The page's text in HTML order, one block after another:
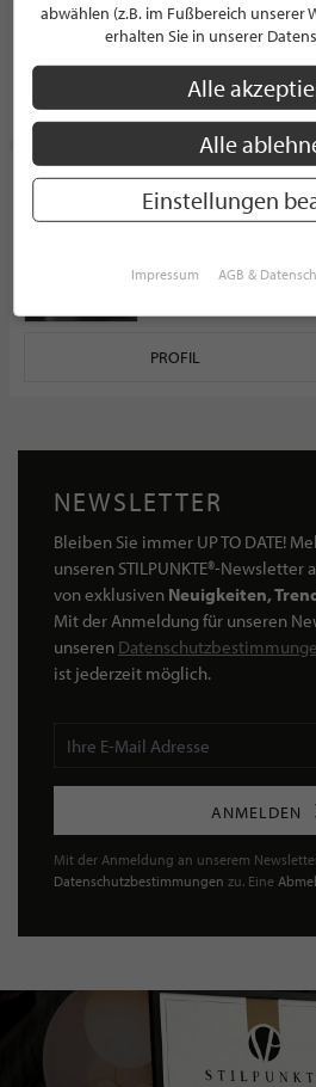
Huyssenallee 89-93
45128 Essen
PROFIL
mb Küchenkonzept GmbH
KÜCHENSTUDIO
47495 Rheinberg
Deutschland
PROFIL
NEWSLETTER
Bleiben Sie immer UP TO DATE!
unseren STILPUNKTE®-
von exklusiven Neuigkeiten,
Mit der Anmeldung für unseren
unseren
ist jederzeit möglich.
ANMELDEN
Mit der Anmeldung an unserem
Datenschutzbestimmungen zu. Eine
abwählen (z.B. im Fußbereich unserer
erhalten Sie in unserer
Alle
Alle
Einstellungen
Impressum AGB &